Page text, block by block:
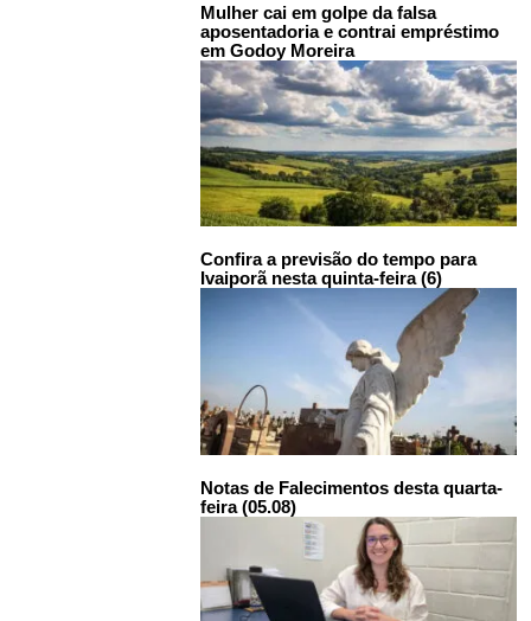
Mulher cai em golpe da falsa
aposentadoria e contrai empréstimo
em Godoy Moreira
Confira a previsão do tempo para
Ivaiporã nesta quinta-feira (6)
Notas de Falecimentos desta quarta-
feira (05.08)